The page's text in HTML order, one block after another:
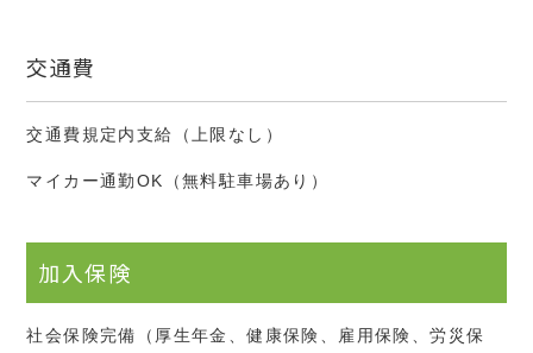
交通費
交通費規定内支給（上限なし）
マイカー通勤OK（無料駐車場あり）
加入保険
社会保険完備（厚生年金、健康保険、雇用保険、労災保